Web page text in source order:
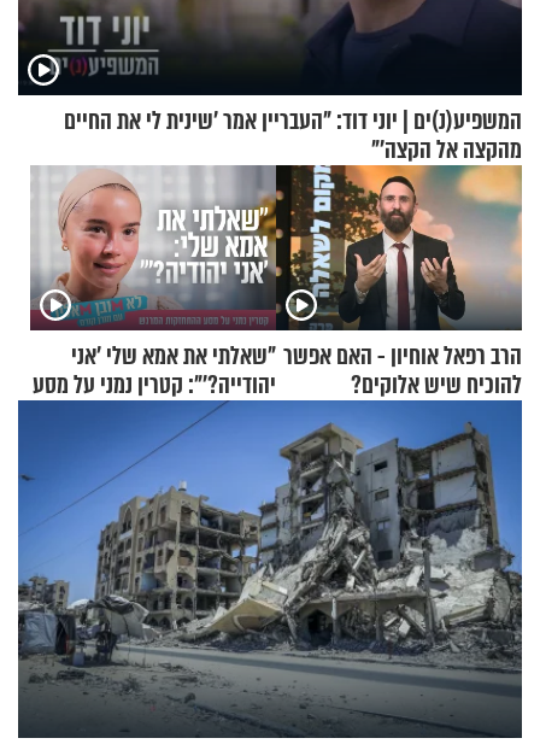
המשפיע(נ)ים | יוני דוד: "העבריין אמר 'שינית לי את החיים
מהקצה אל הקצה'"
הרב רפאל אוחיון - האם אפשר
להוכיח שיש אלוקים?
"שאלתי את אמא שלי 'אני
יהודייה?'": קטרין נמני על מסע
ההתחזקות המרגש